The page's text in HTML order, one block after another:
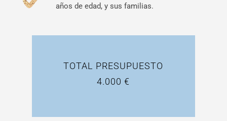
años de edad, y sus familias.
TOTAL PRESUPUESTO
4.000 €